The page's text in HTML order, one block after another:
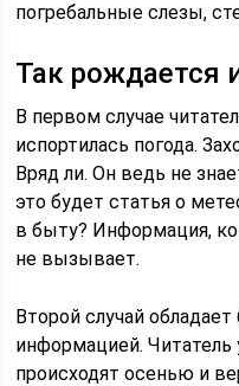
погребальные слезы,
Так рождается
В первом случае
испортилась погода.
Вряд ли. Он ведь не
это будет статья о
в быту? Информация,
не вызывает.
Второй случай
информацией. Читатель
происходят осенью и